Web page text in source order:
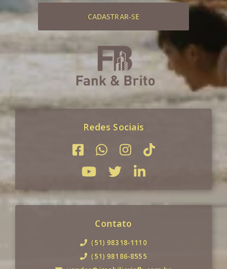
CADASTRAR-SE
Redes Sociais
Contato
(51) 98318-1110
(51) 98186-8555